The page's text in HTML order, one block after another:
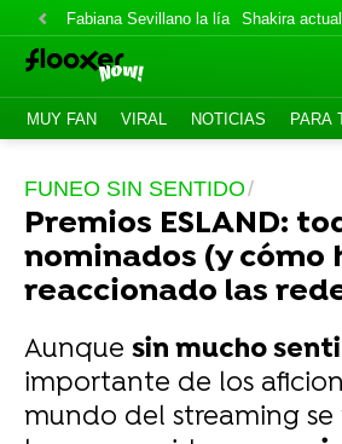
Fabiana Sevillano la lía Shakira
MUY FAN VIRAL NOTICIAS PARA
FUNEO SIN SENTIDO
Premios ESLAND:
nominados (y cómo
reaccionado las
Aunque sin mucho
importante de los
mundo del streaming